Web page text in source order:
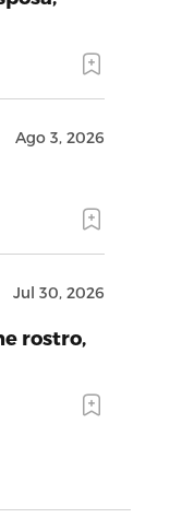
Ago 3, 2026
Jul 30, 2026
rostro,